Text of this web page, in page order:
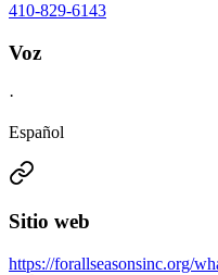
410-829-6143
Voz
·
Español
Sitio web
https://forallseasonsinc.org/